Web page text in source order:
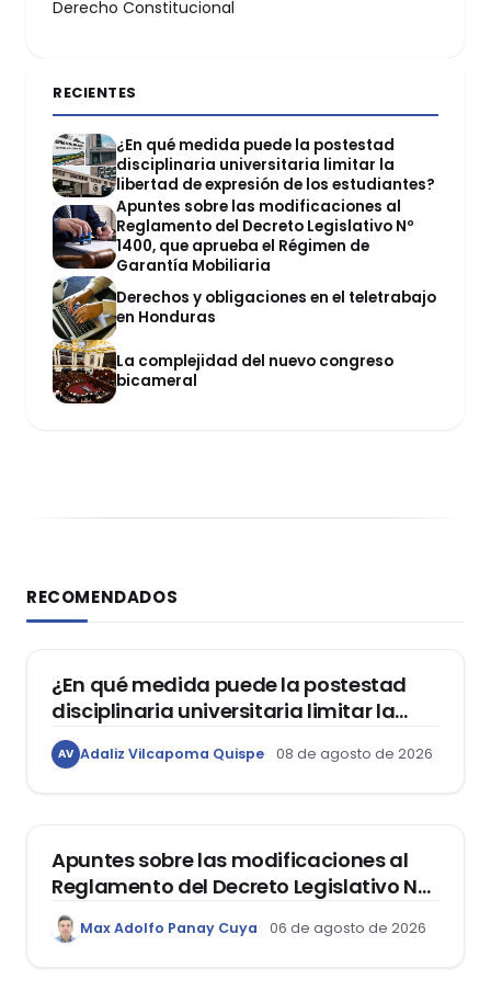
Derecho Constitucional
RECIENTES
¿En qué medida puede la postestad
disciplinaria universitaria limitar la
libertad de expresión de los estudiantes?
Apuntes sobre las modificaciones al
Reglamento del Decreto Legislativo Nº
1400, que aprueba el Régimen de
Garantía Mobiliaria
Derechos y obligaciones en el teletrabajo
en Honduras
La complejidad del nuevo congreso
bicameral
RECOMENDADOS
DERECHO CONSTITUCIONAL
¿En qué medida puede la postestad
disciplinaria universitaria limitar la
libertad de expresión de los
estudiantes?
AV Adaliz Vilcapoma Quispe 08 de agosto de 2026
Apuntes sobre las modificaciones al
Reglamento del Decreto Legislativo Nº
1400, que aprueba el Régimen de
Garantía Mobiliaria
Max Adolfo Panay Cuya 06 de agosto de 2026